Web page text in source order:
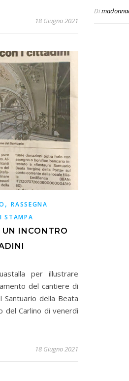
18 Giugno 2021
Di
,RASSEGNA
STAMPA
INCONTRO
per illustrare
del cantiere di
della Beata
del Carlino di venerdì
18 Giugno 2021